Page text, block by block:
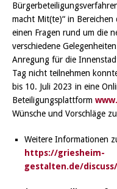
macht Mit(te)“ in
einen Fragen rund um die
verschiedene
Anregung für die
Tag nicht teilnehmen
bis 10. Juli 2023 in eine
Beteiligungsplattform
Wünsche und Vorschläge
Weitere Informationen
https://griesheim-
gestalten.de/